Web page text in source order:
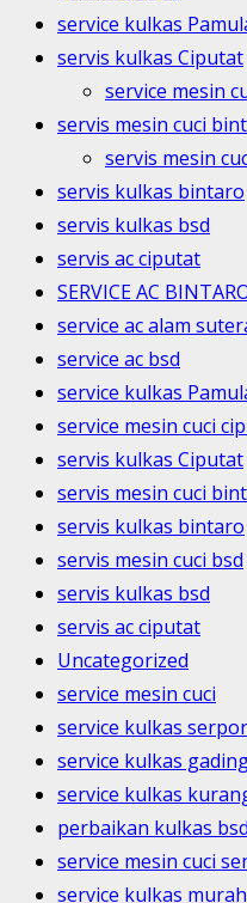
service kulkas
servis kulkas Ciputat
service mesin
servis mesin cuci
servis mesin
servis kulkas bintaro
servis kulkas bsd
servis ac ciputat
SERVICE AC
service ac alam
service ac bsd
service kulkas
service mesin cuci
servis kulkas Ciputat
servis mesin cuci
servis kulkas bintaro
servis mesin cuci bsd
servis kulkas bsd
servis ac ciputat
Uncategorized
service mesin cuci
service kulkas
service kulkas
service kulkas
perbaikan kulkas bsd
service mesin cuci
service kulkas murah